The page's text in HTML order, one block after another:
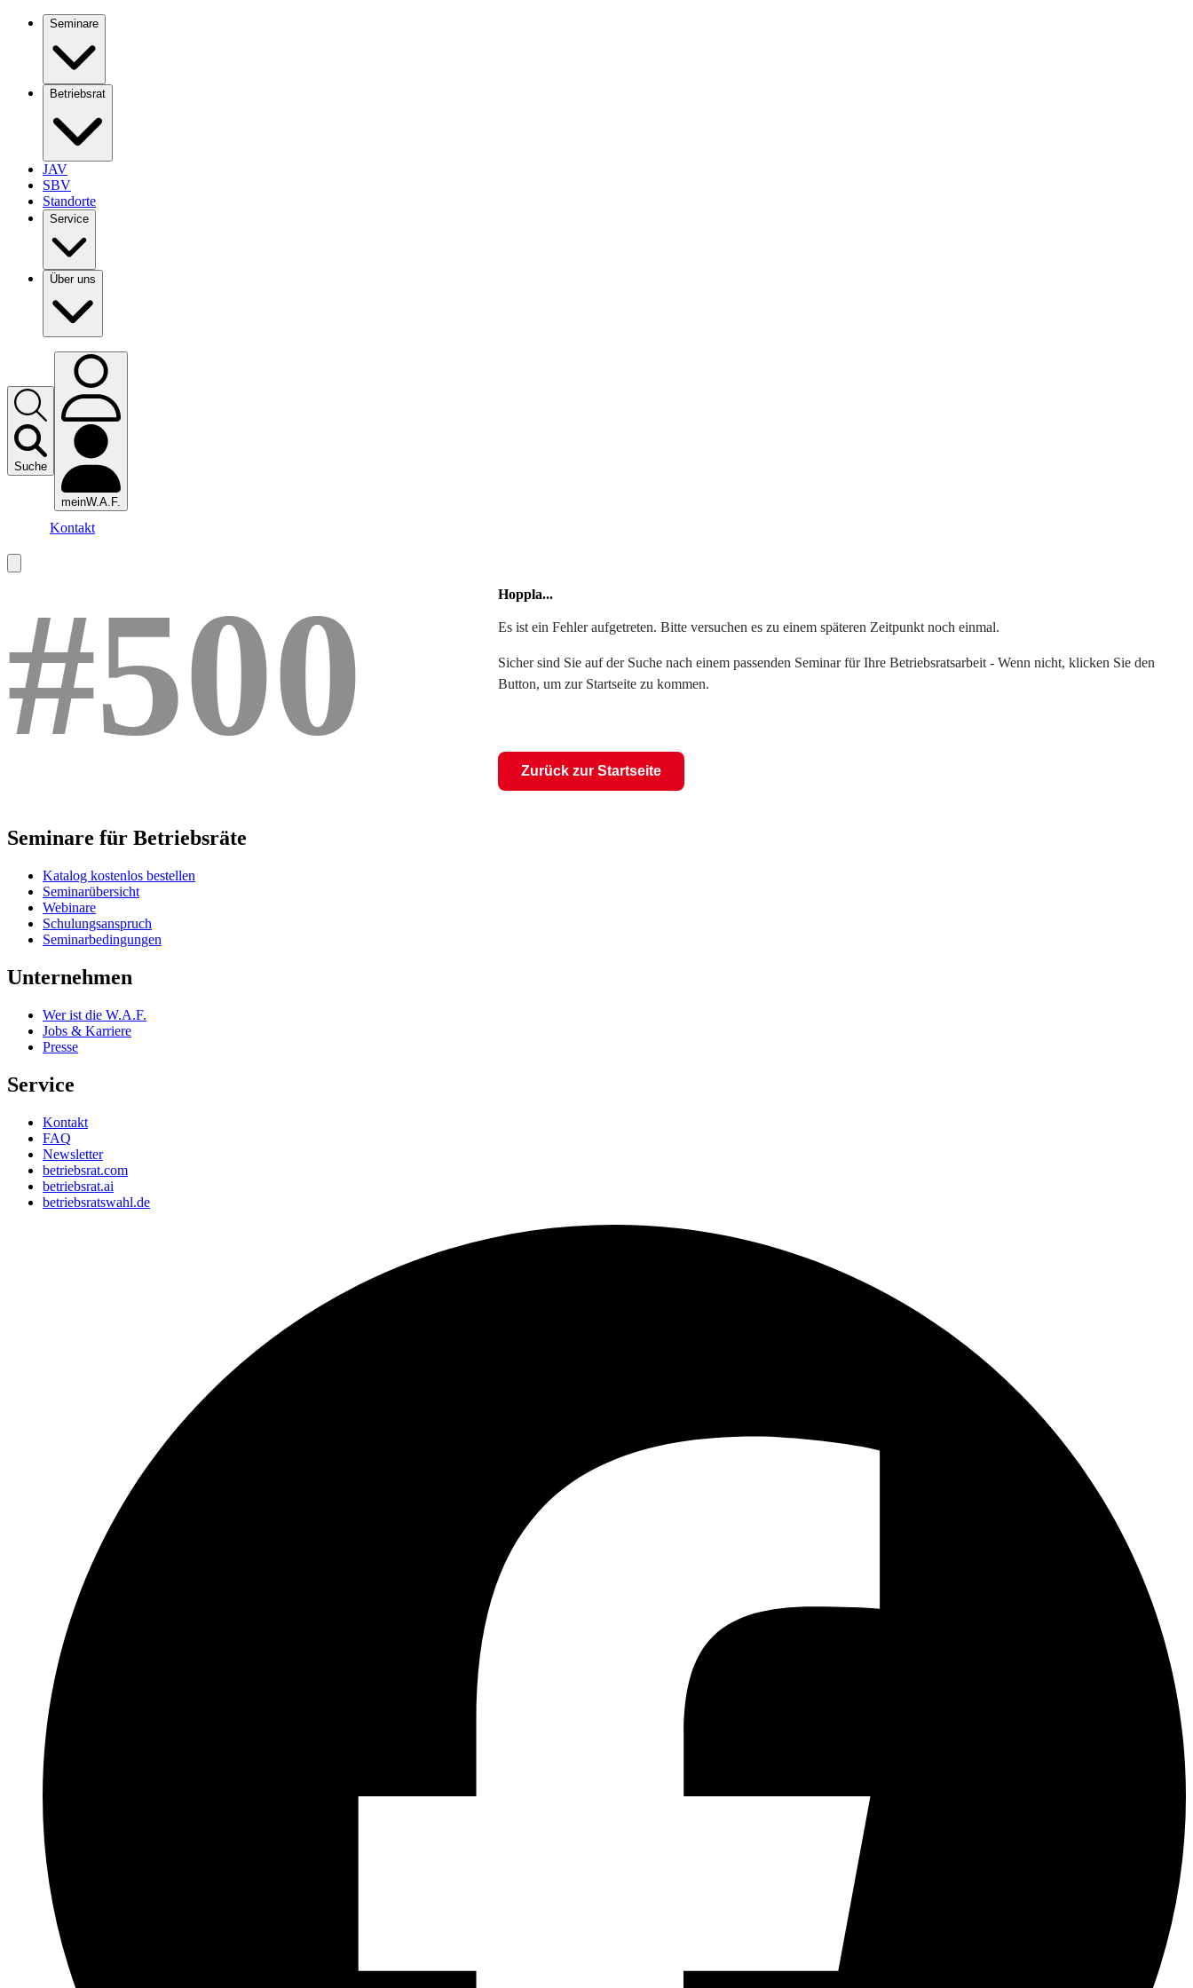
Seminare
Betriebsrat
JAV
SBV
Standorte
Service
Über uns
Suche
meinW.A.F.
Kontakt
#500 Hoppla...
Es ist ein Fehler aufgetreten. Bitte versuchen es zu einem späteren Zeitpunkt noch einmal.
Sicher sind Sie auf der Suche nach einem passenden Seminar für Ihre Betriebsratsarbeit - Wenn nicht, klicken Sie den
Button, um zur Startseite zu kommen.
Zurück zur Startseite
Seminare für Betriebsräte
Katalog kostenlos bestellen
Seminarübersicht
Webinare
Schulungsanspruch
Seminarbedingungen
Unternehmen
Wer ist die W.A.F.
Jobs & Karriere
Presse
Service
Kontakt
FAQ
Newsletter
betriebsrat.com
betriebsrat.ai
betriebsratswahl.de